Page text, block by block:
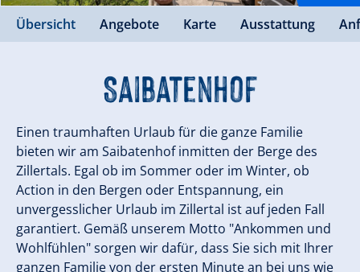
Übersicht Angebote Karte Ausstattung
Saibatenhof
Einen traumhaften Urlaub für die ganze Familie
bieten wir am Saibatenhof inmitten der Berge des
Zillertals. Egal ob im Sommer oder im Winter, ob
Action in den Bergen oder Entspannung, ein
unvergesslicher Urlaub im Zillertal ist auf jeden Fall
garantiert. Gemäß unserem Motto "Ankommen und
Wohlfühlen" sorgen wir dafür, dass Sie sich mit Ihrer
ganzen Familie von der ersten Minute an bei uns wie